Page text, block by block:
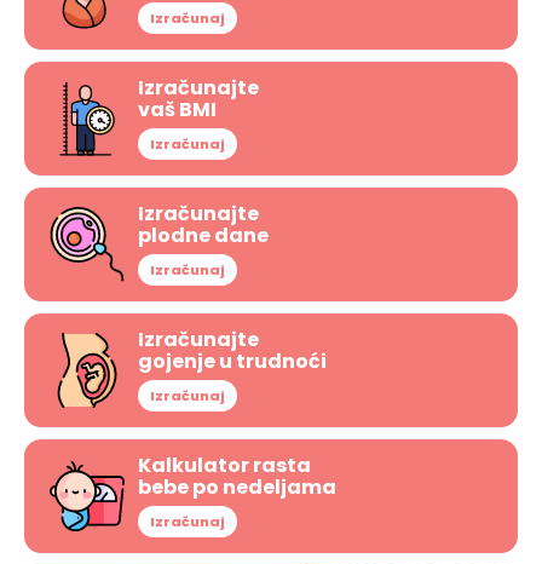
Izračunaj
Izračunajte
vaš BMI
Izračunaj
Izračunajte
plodne dane
Izračunaj
Izračunajte
gojenje u trudnoći
Izračunaj
Kalkulator rasta
bebe po nedeljama
Izračunaj